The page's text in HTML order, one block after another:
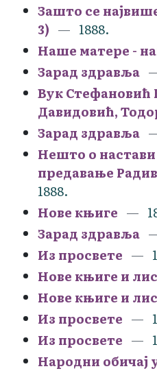
Зашто се
3)
1888.
Наше матере -
Зарад здравља
Вук Стефановић
Давидовић,
Зарад здравља
Нешто о настави
предавање
1888.
Нове књиге
Зарад здравља
Из просвете
Нове књиге и
Нове књиге и
Из просвете
Из просвете
Народни обичај